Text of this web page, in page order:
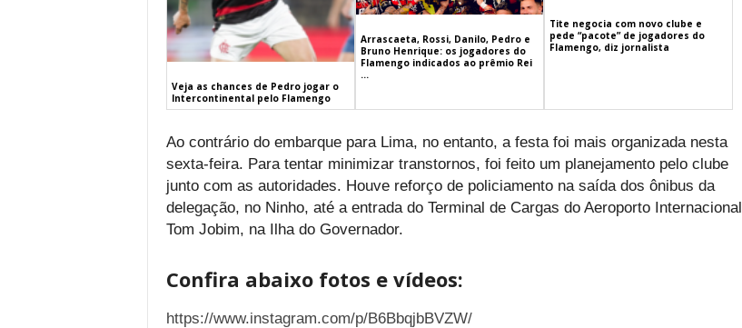
Veja as chances de Pedro jogar o
Intercontinental pelo Flamengo
Arrascaeta, Rossi, Danilo, Pedro e
Bruno Henrique: os jogadores do
Flamengo indicados ao prêmio Rei
...
Tite negocia com novo clube e
pede “pacote” de jogadores do
Flamengo, diz jornalista
Ao contrário do embarque para Lima, no entanto, a festa foi mais organizada nesta
sexta-feira. Para tentar minimizar transtornos, foi feito um planejamento pelo clube
junto com as autoridades. Houve reforço de policiamento na saída dos ônibus da
delegação, no Ninho, até a entrada do Terminal de Cargas do Aeroporto Internacional
Tom Jobim, na Ilha do Governador.
Confira abaixo fotos e vídeos:
https://www.instagram.com/p/B6BbqjbBVZW/